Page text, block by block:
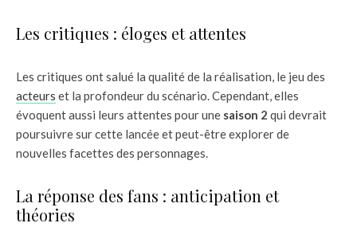
Les critiques : éloges et attentes
Les critiques ont salué la qualité de la réalisation, le jeu des
acteurs et la profondeur du scénario. Cependant, elles
évoquent aussi leurs attentes pour une saison 2 qui devrait
poursuivre sur cette lancée et peut-être explorer de
nouvelles facettes des personnages.
La réponse des fans : anticipation et
théories